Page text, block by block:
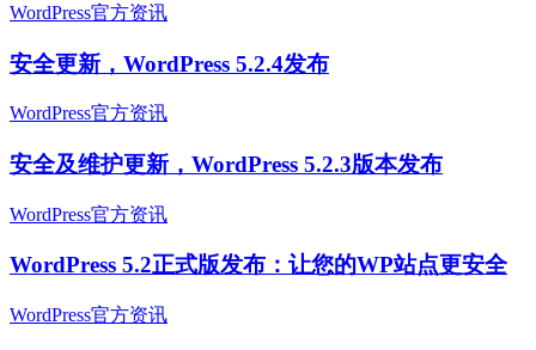
WordPress官方资讯
安全更新，WordPress 5.2.4发布
WordPress官方资讯
安全及维护更新，WordPress 5.2.3版本发布
WordPress官方资讯
WordPress 5.2正式版发布：让您的WP站点更安全
WordPress官方资讯